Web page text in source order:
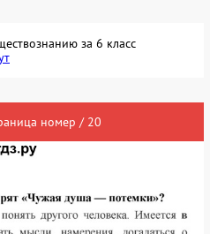
за 6 класс
номер / 20